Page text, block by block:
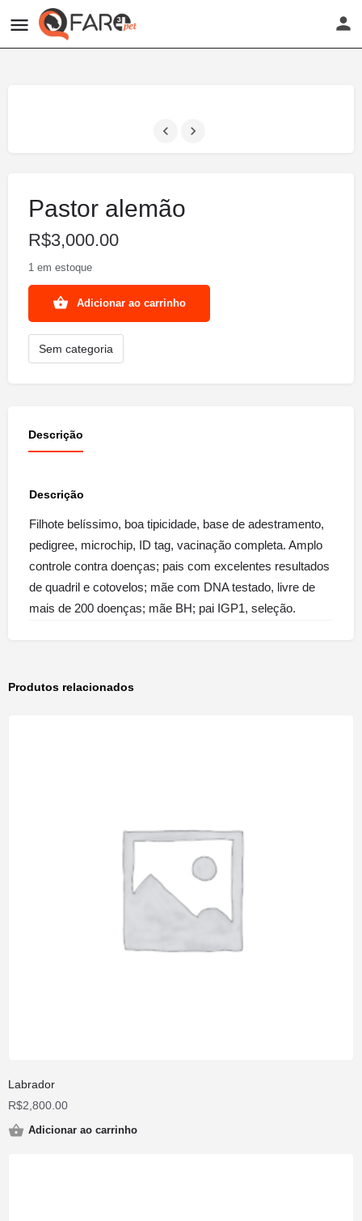
Pastor alemão
R$3,000.00
1 em estoque
Pastor
alemão
quantidade
Adicionar ao carrinho
Sem categoria
Descrição
Descrição
Filhote belíssimo, boa tipicidade, base de adestramento,
pedigree, microchip, ID tag, vacinação completa. Amplo
controle contra doenças; pais com excelentes resultados
de quadril e cotovelos; mãe com DNA testado, livre de
mais de 200 doenças; mãe BH; pai IGP1, seleção.
Produtos relacionados
Labrador
R$2,800.00
Adicionar ao carrinho